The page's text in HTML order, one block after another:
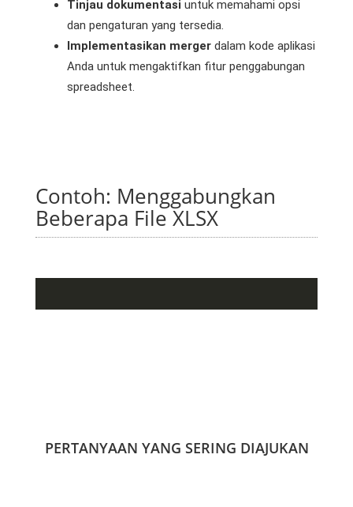
Tinjau dokumentasi untuk memahami opsi
dan pengaturan yang tersedia.
Implementasikan merger dalam kode aplikasi
Anda untuk mengaktifkan fitur penggabungan
spreadsheet.
Contoh: Menggabungkan
Beberapa File XLSX
PERTANYAAN YANG SERING DIAJUKAN